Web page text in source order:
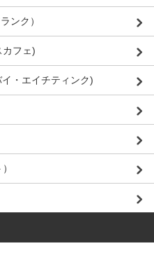
ンク）
カフェ)
・エイチティンク)